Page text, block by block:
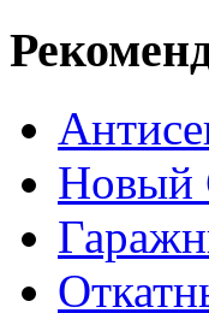
Новый